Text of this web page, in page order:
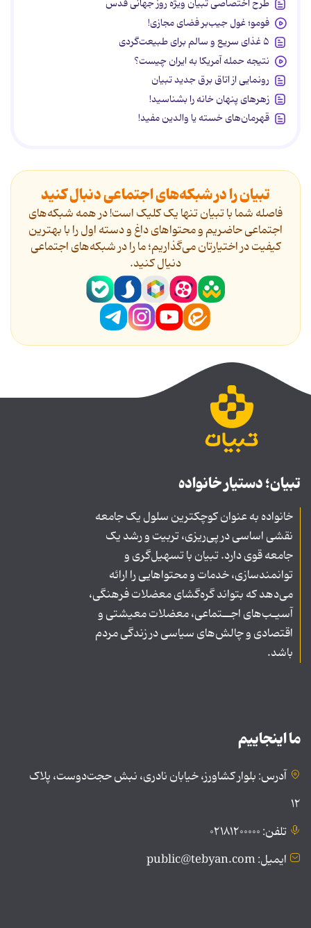
طرح اختصاصی تبیان ویژه روز جهانی قدس
فومو؛ غول جیب‌بر فضای مجازی!
۵ غذای سریع و سالم برای طبیعت‌گردی
نتیجه حمله آمریکا به ایران چیست؟
رونمایی از اتاق برق جدید تبیان
زهرهای پنهان خانه را بشناسید!
قهرمان‌های خسته یا والدین مفید!
تبیان را در شبکه‌های اجتماعی دنبال کنید
فاصله شما با تبیان تنها یک کلیک است! در همه شبکه‌های
اجتماعی حاضریم و محتواهای داغ و دسته اول را با بهترین
کیفیت در اختیارتان می‌گذاریم؛ ما را در شبکه‌های اجتماعی
دنیال کنید.
تبیان؛ دستیار خانواده
خانواده به عنوان کوچکترین سلول یک جامعه
نقشی اساسی در پی‌ریزی، تربیت و رشد یک
جامعه قوی دارد. تبیان با تسهیل‌گری و
توانمندسازی، خدمات و محتواهایی را ارائه
می‌دهد که بتواند گره‌گشای معضلات فرهنگی،
آسیـب‌های اجــتماعی، معضلات معیشتی و
اقتصادی و چالش‌های سیاسی در زندگی مردم
باشد.
ما اینجاییم
آدرس: بلوار کشاورز، خیابان نادری، نبش حجت‌دوست، پلاک
۱۲
تلفن: ۰۲۱۸۱۲۰۰۰۰۰
ایمیل: public@tebyan.com